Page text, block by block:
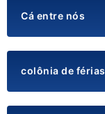
Cá entre nós
colônia de férias